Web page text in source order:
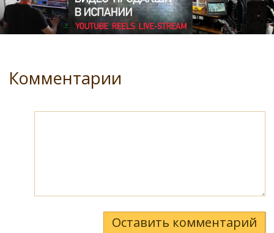
Комментарии
Оставить комментарий